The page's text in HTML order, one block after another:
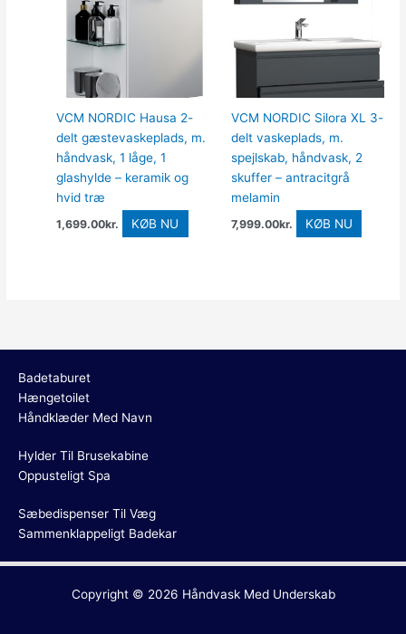
VCM NORDIC Hausa 2-
delt gæstevaskeplads, m.
håndvask, 1 låge, 1
glashylde – keramik og
hvid træ
1,699.00kr. KØB NU
VCM NORDIC Silora XL 3-
delt vaskeplads, m.
spejlskab, håndvask, 2
skuffer – antracitgrå
melamin
7,999.00kr. KØB NU
Badetaburet
Hængetoilet
Håndklæder Med Navn
Hylder Til Brusekabine
Oppusteligt Spa
Sæbedispenser Til Væg
Sammenklappeligt Badekar
Copyright © 2026 Håndvask Med Underskab